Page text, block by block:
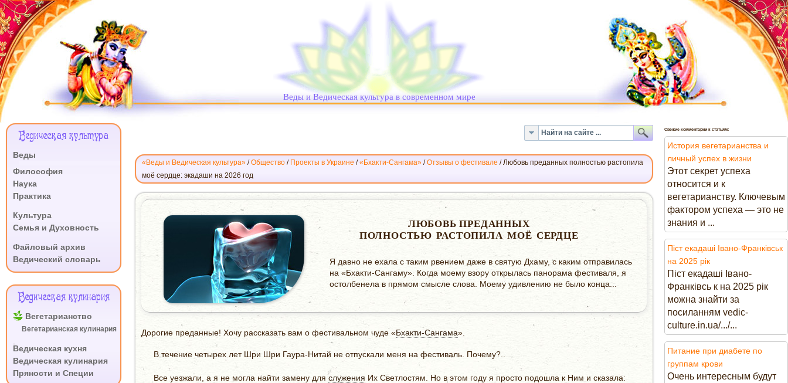
Веды и Ведическая культура в современном мире
«Веды и Ведическая культура» /Общество / Проекты в Украине /«Бхакти-Сангама» /Отзывы о фестивале /Любовь преданных полностью растопила
моё сердце: экадаши на 2026 год
ЛЮБОВЬ
ПРЕДАННЫХ
ПОЛНОСТЬЮ
МОЁ
СЕРДЦЕ
ЛЮБОВЬ ПРЕДАННЫХ
ПОЛНОСТЬЮ РАСТОПИЛА МОЁ СЕРДЦЕ
Я давно не ехала с таким рвением даже в святую Дхаму, с каким отправилась
на «Бхакти-Сангаму». Когда моему взору открылась панорама фестиваля, я
остолбенела в прямом смысле слова. Моему удивлению не было конца...
Дорогие преданные! Хочу рассказать вам о фестивальном чуде «Бхакти-Сангама».
В течение четырех лет Шри Шри Гаура-Нитай не отпускали меня на фестиваль. Почему?..
Все уезжали, а я не могла найти замену дляслужения Их Светлостям. Но в этом году я просто подошла к Ним и сказала:
Меню
Ведическая культура
Веды
Философия
Наука
Практика
Культура
Семья и Духовность
Файловый архив
Ведический словарь
Ведическая кулинария
Вегетарианство
Вегетарианская кулинария
Ведическая кухня
Ведическая кулинария
Пряности и Специи
Свежие комментарии к статьям:
История вегетарианства и
личный успех в жизни
Этот секрет успеха
относится и к
вегетарианству. Ключевым
фактором успеха — это не
знания и ...
Піст екадаші Івано-Франківськ
на 2025 рік
Піст екадаші Івано-
Франківсь к на 2025 рік
можна знайти за
посиланням vedic-
culture.in.ua/.../...
Питание при диабете по
группам крови
Очень интересным будут